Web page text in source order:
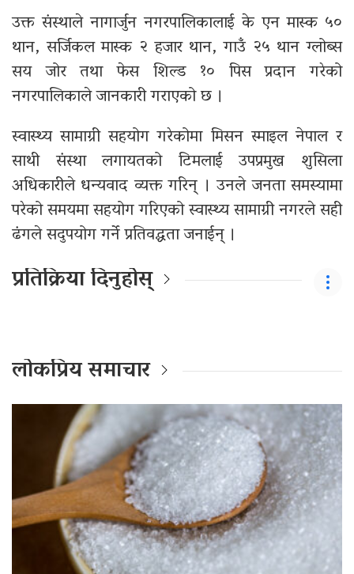
उक्त संस्थाले नागार्जुन नगरपालिकालाई के एन मास्क ५०
थान, सर्जिकल मास्क २ हजार थान, गाउँ २५ थान ग्लोब्स
सय जोर तथा फेस शिल्ड १० पिस प्रदान गरेको
नगरपालिकाले जानकारी गराएको छ ।
स्वास्थ्य सामाग्री सहयोग गरेकोमा मिसन स्माइल नेपाल र
साथी संस्था लगायतको टिमलाई उपप्रमुख शुसिला
अधिकारीले धन्यवाद व्यक्त गरिन् । उनले जनता समस्यामा
परेको समयमा सहयोग गरिएको स्वास्थ्य सामाग्री नगरले सही
ढंगले सदुपयोग गर्ने प्रतिवद्धता जनाईन् ।
प्रतिक्रिया दिनुहोस्
लोकप्रिय समाचार